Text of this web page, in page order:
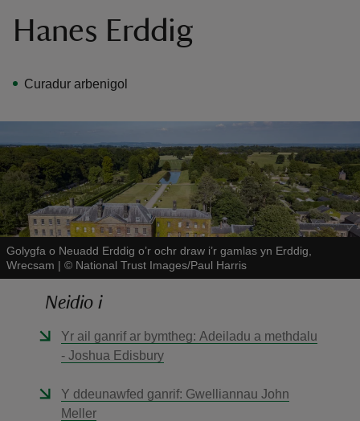
Hanes Erddig
Curadur arbenigol
Golygfa o Neuadd Erddig o’r ochr draw i’r gamlas yn Erddig,
Wrecsam | © National Trust Images/Paul Harris
Neidio i
Yr ail ganrif ar bymtheg: Adeiladu a methdalu
- Joshua Edisbury
Y ddeunawfed ganrif: Gwelliannau John
Meller